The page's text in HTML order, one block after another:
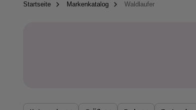
Startseite Markenkatalog Waldlaufer